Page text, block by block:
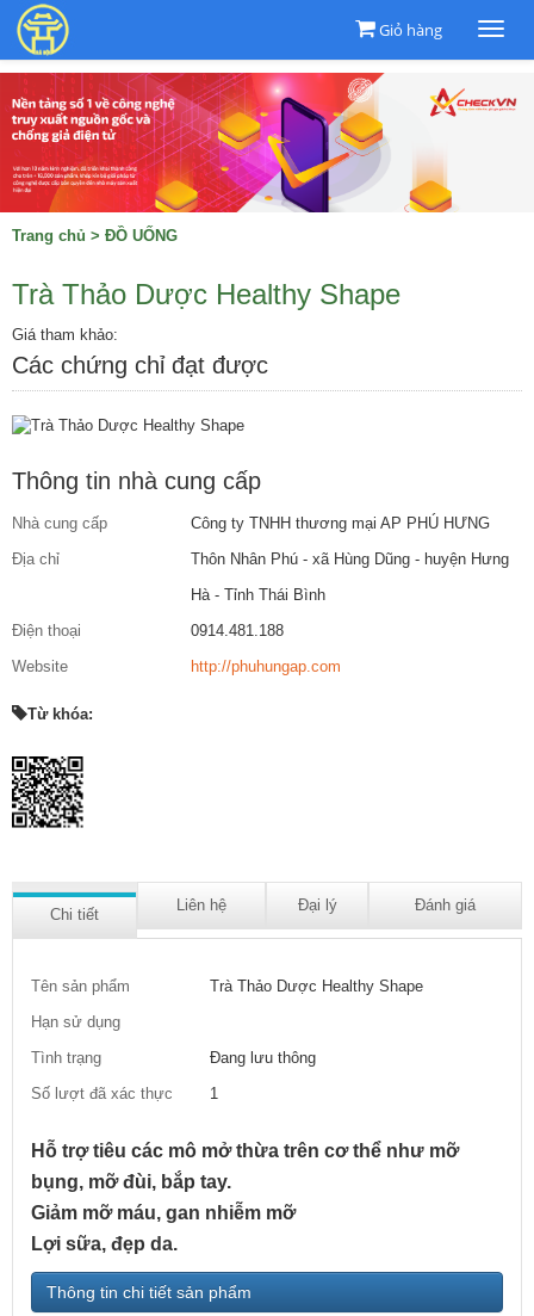
Giỏ hàng
Trang chủ > ĐỒ UỐNG
Trà Thảo Dược Healthy Shape
Giá tham khảo:
Các chứng chỉ đạt được
Thông tin nhà cung cấp
Nhà cung cấp
Công ty TNHH thương mại AP PHÚ HƯNG
Địa chỉ
Thôn Nhân Phú - xã Hùng Dũng - huyện Hưng
Hà - Tỉnh Thái Bình
Điện thoại
0914.481.188
Website
http://phuhungap.com
Từ khóa:
Chi tiết
Liên hệ Đại lý Đánh giá
Tên sản phẩm
Trà Thảo Dược Healthy Shape
Hạn sử dụng
Tình trạng
Đang lưu thông
Số lượt đã xác thực
1
Hỗ trợ tiêu các mô mở thừa trên cơ thể như mỡ
bụng, mỡ đùi, bắp tay.
Giảm mỡ máu, gan nhiễm mỡ
Lợi sữa, đẹp da.
Thông tin chi tiết sản phẩm